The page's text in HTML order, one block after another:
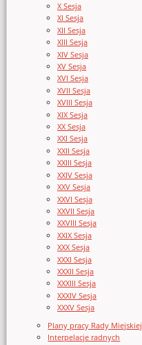
X Sesja
XI Sesja
XII Sesja
XIII Sesja
XIV Sesja
XV Sesja
XVI Sesja
XVII Sesja
XVIII Sesja
XIX Sesja
XX Sesja
XXI Sesja
XXII Sesja
XXIII Sesja
XXIV Sesja
XXV Sesja
XXVI Sesja
XXVII Sesja
XXVIII Sesja
XXIX Sesja
XXX Sesja
XXXI Sesja
XXXII Sesja
XXXIII Sesja
XXXIV Sesja
XXXV Sesja
Plany pracy Rady Miejskiej
Interpelacje radnych